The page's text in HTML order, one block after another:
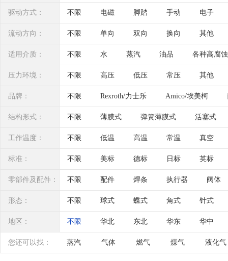
置)：
驱动方式： 不限 电磁 脚踏 手动 电子
流动方向： 不限 单向 双向 换向 其他
适用介质： 不限 水 蒸汽 油品 各种高腐
压力环境： 不限 高压 低压 常压 其他
品牌： 不限 Rexroth/力士乐 Amico/埃美柯
Honeywell/霍尼韦尔 AirTac/亚德客
HUGONG/沪工 皇冠 豪能 晨正
结构形式： 不限 薄膜式 弹簧薄膜式 活塞式
工作温度： 不限 低温 高温 常温 真空
标准： 不限 美标 德标 日标 英标
零部件及配件： 不限 配件 焊条 执行器 阀体
形态： 不限 球式 蝶式 角式 针式
地区： 不限 华北 东北 华东 华中
辽宁 吉林 黑龙江 内蒙古 江苏
您还可以找： 蒸汽 气体 燃气 煤气 液化气